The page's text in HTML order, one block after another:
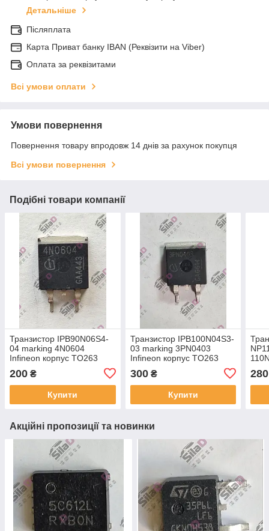
Детальніше
Післяплата
Карта Приват банку IBAN (Реквізити на Viber)
Оплата за реквізитами
Всі умови оплати
Умови повернення
Повернення товару впродовж 14 днів за рахунок покупця
Всі умови повернення
Подібні товари компанії
Транзистор IPB90N06S4-
04 marking 4N0604
Infineon корпус TO263
200 ₴
Купити
Транзистор IPB100N04S3-
03 marking 3PN0403
Infineon корпус TO263
300₴
Купити
280
Акційні пропозиції та новинки